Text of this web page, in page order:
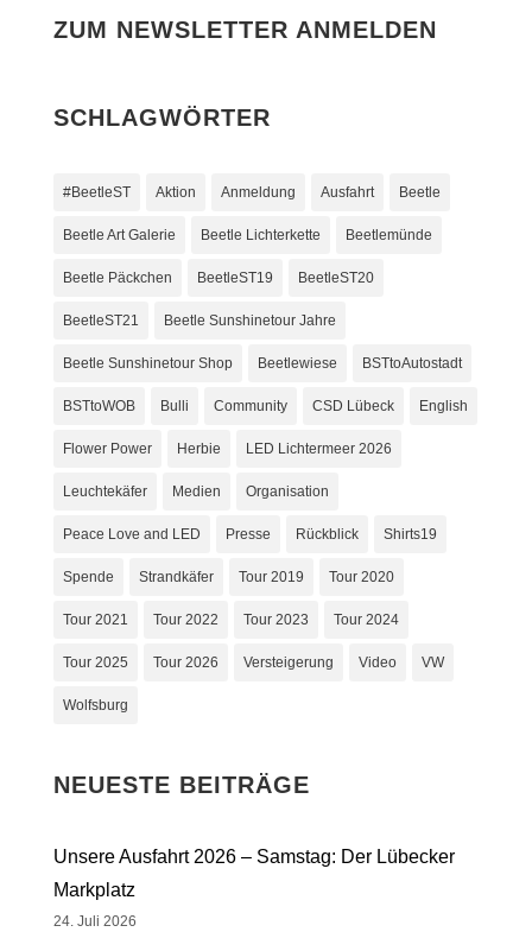
ZUM NEWSLETTER ANMELDEN
SCHLAGWÖRTER
#BeetleST Aktion Anmeldung Ausfahrt Beetle
Beetle Art Galerie Beetle Lichterkette Beetlemünde
Beetle Päckchen BeetleST19 BeetleST20
BeetleST21 Beetle Sunshinetour Jahre
Beetle Sunshinetour Shop Beetlewiese BSTtoAutostadt
BSTtoWOB Bulli Community CSD Lübeck English
Flower Power Herbie LED Lichtermeer 2026
Leuchtekäfer Medien Organisation
Peace Love and LED Presse Rückblick Shirts19
Spende Strandkäfer Tour 2019 Tour 2020
Tour 2021 Tour 2022 Tour 2023 Tour 2024
Tour 2025 Tour 2026 Versteigerung Video VW
Wolfsburg
NEUESTE BEITRÄGE
Unsere Ausfahrt 2026 – Samstag: Der Lübecker
Markplatz
24. Juli 2026